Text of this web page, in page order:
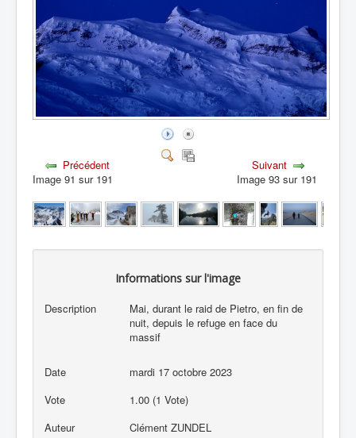
Précédent
Image 91 sur 191
Suivant
Image 93 sur 191
Informations sur l'image
Description
Mai, durant le raid de Pietro, en fin de
nuit, depuis le refuge en face du
massif
Date
mardi 17 octobre 2023
Vote
1.00 (1 Vote)
Auteur
Clément ZUNDEL